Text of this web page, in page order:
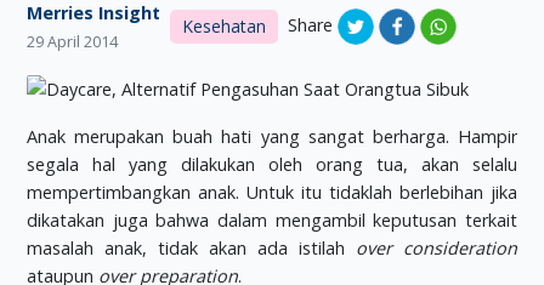
Merries Insight
29 April 2014
Kesehatan Share
Anak merupakan buah hati yang sangat berharga. Hampir
segala hal yang dilakukan oleh orang tua, akan selalu
mempertimbangkan anak. Untuk itu tidaklah berlebihan jika
dikatakan juga bahwa dalam mengambil keputusan terkait
masalah anak, tidak akan ada istilah over consideration
ataupun over preparation.